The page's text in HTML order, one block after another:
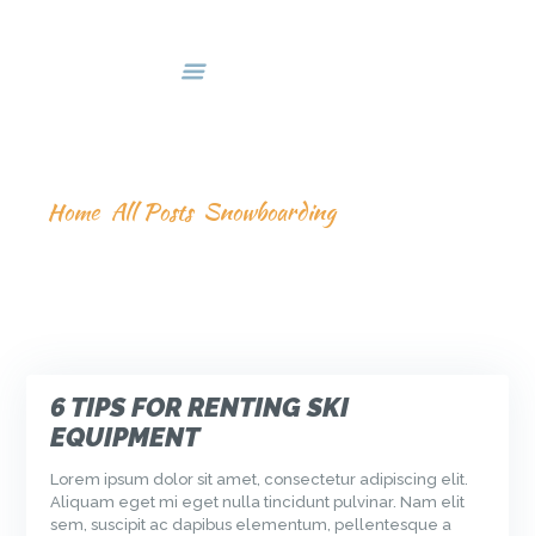
Home All Posts Snowboarding
DEALS & PACKAGES
6 TIPS FOR RENTING SKI
EQUIPMENT
Lorem ipsum dolor sit amet, consectetur adipiscing elit.
Aliquam eget mi eget nulla tincidunt pulvinar. Nam elit
sem, suscipit ac dapibus elementum, pellentesque a